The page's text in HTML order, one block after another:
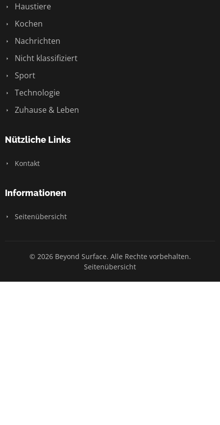
Haustiere
Kochen
Nachrichten
Nicht klassifiziert
Sport
Technologie
Zuhause & Leben
Nützliche Links
Kontakt
Informationen
Seitenübersicht
© 2026 Beyond Surface. Alle Rechte vorbehalten.
Seitenübersicht